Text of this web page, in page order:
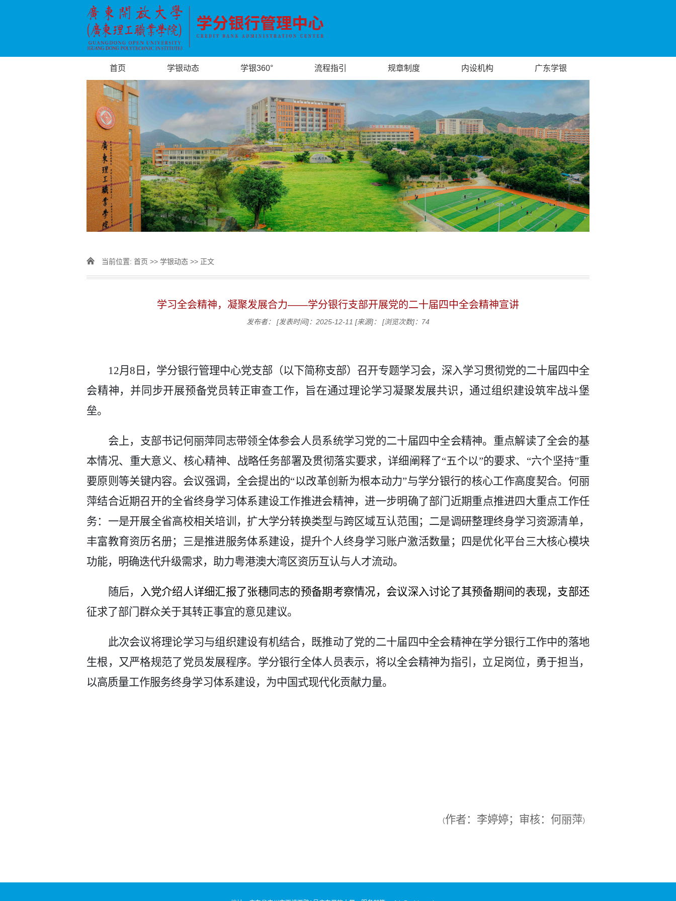
首页 学银动态 学银360° 流程指引 规章制度 内设机构 广东学银
当前位置: 首页 >> 学银动态 >> 正文
学习全会精神，凝聚发展合力——学分银行支部开展党的二十届四中全会精神宣讲
发布者： [发表时间]：2025-12-11 [来源]： [浏览次数]： 74
12月8日，学分银行管理中心党支部 （以下简称支部） 召开专题学习会，深入学习贯彻党的二十届四中全
会精神， 并同步开展预备党员转正审查工作， 旨在通过理论学习凝聚发展共识， 通过组织建设筑牢战斗堡
垒。
会上 ， 支部书记何丽萍同志带领全体参会人员系统学习党的二十届四中全会精神。 重点解读了全会的基
本情况、重大意义、核心精神、战略任务部署及贯彻落实要求，详细阐释了“五个以”的要求、 “六个坚持”重
要原则等关键内容。会议强调，全会提出的“以改革创新为根本动力”与学分银行的核心工作高度契合。 何丽
萍结合近期召开的全省终身学习体系建设工作推进会精神， 进一步明确了部门近期重点推进四大重点工作任
务： 一是开展全省高校相关培训，扩大学分转换类型与跨区域互认范围； 二是调研整理终身学习资源清单，
丰富教育资历名册； 三是推进服务体系建设，提升个人终身学习账户激活数量； 四是优化平台三大核心模块
功能，明确迭代升级需求，助力粤港澳大湾区资历互认与人才流动。
随后，
入党介绍人详细汇报了张穗同志的预备期考察情况，会议深入讨论了其预备期间的表现，支部还
征求了部门群众关于其转正事宜的意见建议。
此次会议将理论学习与组织建设有机结合，既推动了党的二十届四中全会精神在学分银行工作中的落地
生根，又严格规范了党员发展程序。 学分银行全体人员表示，将以全会精神为指引，立足岗位 ，勇于担当，
以高质量工作服务终身学习体系建设，为中国式现代化贡献力量。
（作者： 李婷婷；审核： 何丽萍）